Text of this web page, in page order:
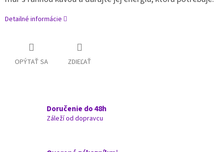
Detailné informácie
OPÝTAŤ SA ZDIEĽAŤ
Doručenie do 48h
Záleží od dopravcu